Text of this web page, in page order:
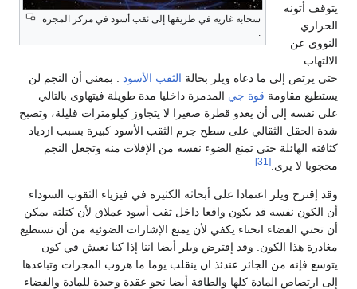
سحابة غازية في طريقها إلى ثقب أسود في مركز المجرة
.
يتوقف أتونه
الحراري
النووي عن
الالتهاب
حتى يرتص إلى ما دعاه ويلر بحالة الثقب الأسود
. بمعني أن النجم لن
يستطيع مقاومة قوة جي المدمرة داخليا مدة طويلة فيتهاوى بالتالي
على نفسه إلى أن يغدو قطرة صغيرا لا يتجاوز كيلومترات قليلة، وتصبح
شدة الحقل الثقالي على سطح جرم الثقب الأسود كبيرة بسبب ازدياد
كثافته الهائلة حتى تمنع الضوء نفسه من الإفلات منه وتجعل النجم
محجوبا لا يرى. [31]
وقد إقترح ويلر اعتمادا على أبحاثه الكثيرة في فيزياء الثقوب السوداء
أن الكون نفسه قد يكون واقعا داخل ثقب أسود عملاق لأن كتلته يمكن
أن تحني الفضاء انحناء يكفي لأن يمنع الإشارات الضوئية من أن تستطيع
مغادرة هذا الكون. وقد إفترض ويلر أيضا اننا إذا كنا نعيش في كون
يتوسع فإنه من الجائز عندئذ ان ينقلب يوما ما هروب المجرات وتباعدها
إلى ارتصاص المادة كلها والطاقة أيضا نحو عقدة وحيدة للمادة والفضاء